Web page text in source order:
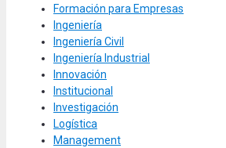
Formación para Empresas
Ingeniería
Ingeniería Civil
Ingeniería Industrial
Innovación
Institucional
Investigación
Logística
Management